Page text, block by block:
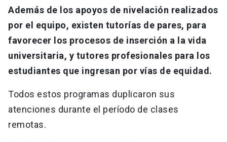
Además de los apoyos de nivelación realizados
por el equipo, existen tutorías de pares, para
favorecer los procesos de inserción a la vida
universitaria, y tutores profesionales para los
estudiantes que ingresan por vías de equidad.
Todos estos programas duplicaron sus
atenciones durante el período de clases
remotas.